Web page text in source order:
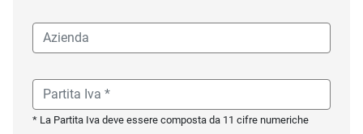
* La Partita Iva deve essere composta da 11 cifre numeriche